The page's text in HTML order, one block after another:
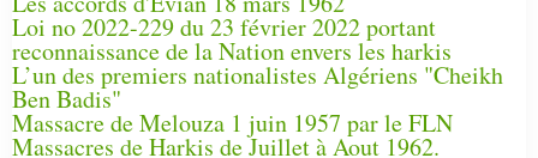
Loi no 2022-229 du 23 février 2022 portant
reconnaissance de la Nation envers les harkis
L’un des premiers nationalistes Algériens "Cheikh
Ben Badis"
Massacre de Melouza 1 juin 1957 par le FLN
Massacres de Harkis de Juillet à Aout 1962.